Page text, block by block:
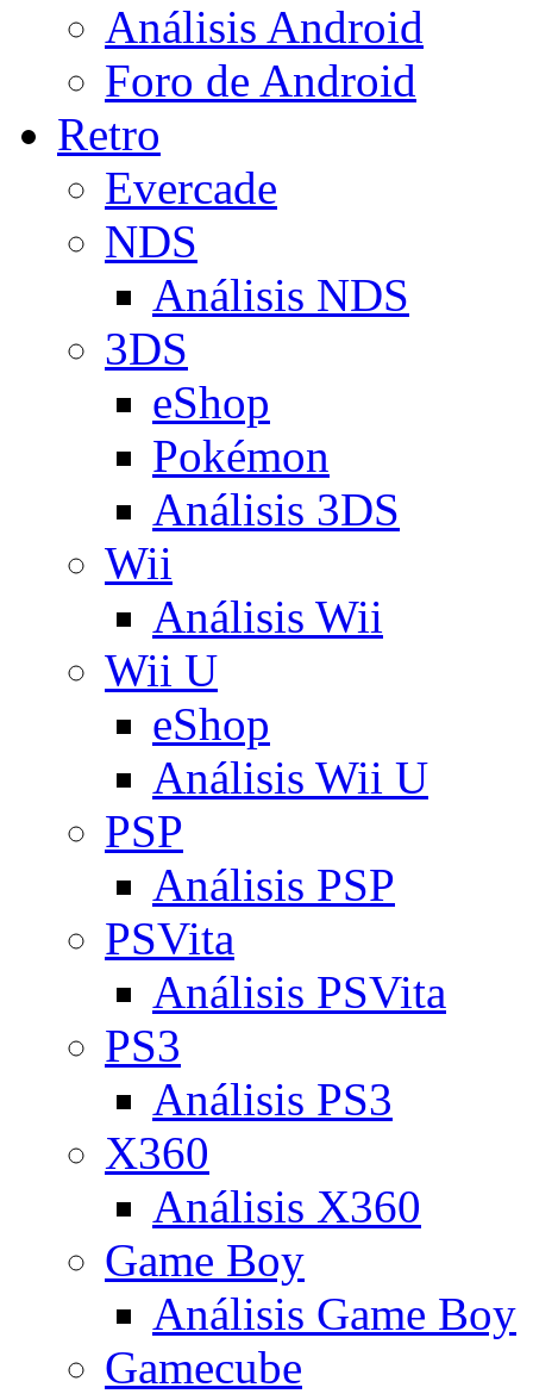
Análisis Android
Foro de Android
Retro
Evercade
NDS
Análisis NDS
3DS
eShop
Pokémon
Análisis 3DS
Wii
Análisis Wii
Wii U
eShop
Análisis Wii U
PSP
Análisis PSP
PSVita
Análisis PSVita
PS3
Análisis PS3
X360
Análisis X360
Game Boy
Análisis Game Boy
Gamecube